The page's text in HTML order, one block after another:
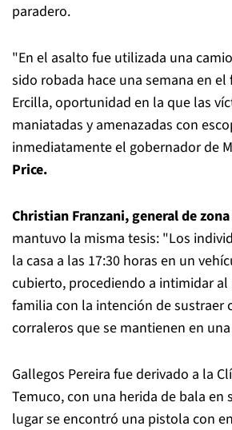
paradero.
"En el asalto fue utilizada una
sido robada hace una semana en
Ercilla, oportunidad en la que las
maniatadas y amenazadas con
inmediatamente el gobernador de
Price.
Christian Franzani, general de
mantuvo la misma tesis: "Los
la casa a las 17:30 horas en un
cubierto, procediendo a intimidar al
familia con la intención de sustraer
corraleros que se mantienen en
Gallegos Pereira fue derivado a la
Temuco, con una herida de bala en
lugar se encontró una pistola con